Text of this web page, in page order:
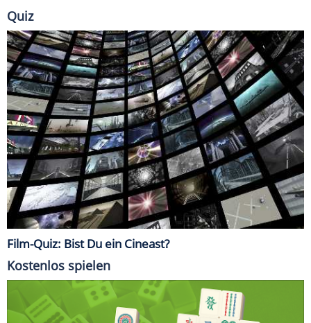
Quiz
Film-Quiz: Bist Du ein Cineast?
Kostenlos spielen